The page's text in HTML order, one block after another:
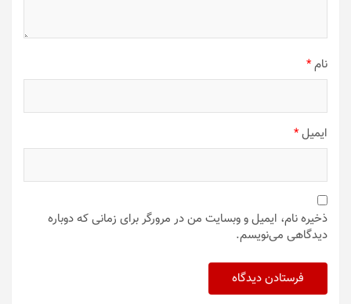
نام*
ایمیل*
ذخیره نام، ایمیل و وبسایت من در مرورگر برای زمانی که دوباره
دیدگاهی می‌نویسم.